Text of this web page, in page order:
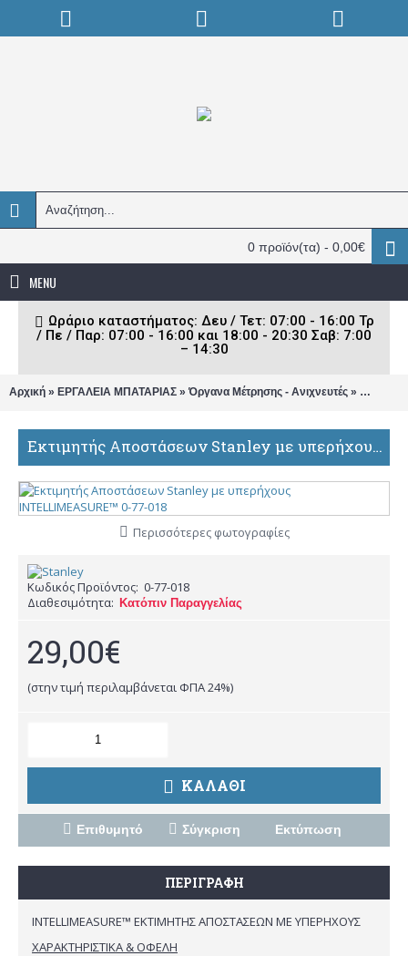
0 προϊόν(τα) - 0,00€
MENU
Ωράριο καταστήματος: Δευ / Τετ: 07:00 - 16:00 Τρ
/ Πε / Παρ: 07:00 - 16:00 και 18:00 - 20:30 Σαβ: 7:00
– 14:30
Αρχική » ΕΡΓΑΛΕΙΑ ΜΠΑΤΑΡΙΑΣ » Όργανα Μέτρησης - Ανιχνευτές »
Εκτιμητής Αποστάσεων Stanley με υπερήχους INTELLIMEASURE™ 0-77-018
Περισσότερες φωτογραφίες
Κωδικός Προϊόντος: 0-77-018
Διαθεσιμότητα: Κατόπιν Παραγγελίας
29,00€
(στην τιμή περιλαμβάνεται ΦΠΑ 24%)
ΚΑΛΆΘΙ
Επιθυμητό Σύγκριση Εκτύπωση
ΠΕΡΙΓΡΑΦΉ
INTELLIMEASURE™ ΕΚΤΙΜΗΤΗΣ ΑΠΟΣΤΑΣΕΩΝ ΜΕ ΥΠΕΡΗΧΟΥΣ
ΧΑΡΑΚΤΗΡΙΣΤΙΚΑ & ΟΦΕΛΗ